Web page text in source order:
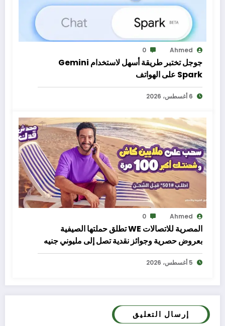
Ahmed
0
جوجل تختبر طريقة أسهل لاستخدام Gemini
Spark على الهواتف
6 أغسطس، 2026
Ahmed
0
المصرية للاتصالات WE تطلق حملتها الصيفية
بعروض حصرية وجوائز نقدية تصل إلى مليوني جنيه
5 أغسطس، 2026
إرسال التعليق